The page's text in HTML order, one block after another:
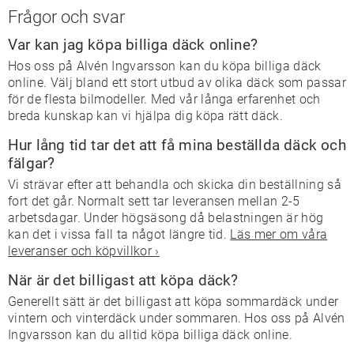
Frågor och svar
Var kan jag köpa billiga däck online?
Hos oss på Alvén Ingvarsson kan du köpa billiga däck
online. Välj bland ett stort utbud av olika däck som passar
för de flesta bilmodeller. Med vår långa erfarenhet och
breda kunskap kan vi hjälpa dig köpa rätt däck.
Hur lång tid tar det att få mina beställda däck och
fälgar?
Vi strävar efter att behandla och skicka din beställning så
fort det går. Normalt sett tar leveransen mellan 2-5
arbetsdagar. Under högsäsong då belastningen är hög
kan det i vissa fall ta något längre tid. Läs mer om våra
leveranser och köpvillkor ›
När är det billigast att köpa däck?
Generellt sätt är det billigast att köpa sommardäck under
vintern och vinterdäck under sommaren. Hos oss på Alvén
Ingvarsson kan du alltid köpa billiga däck online.